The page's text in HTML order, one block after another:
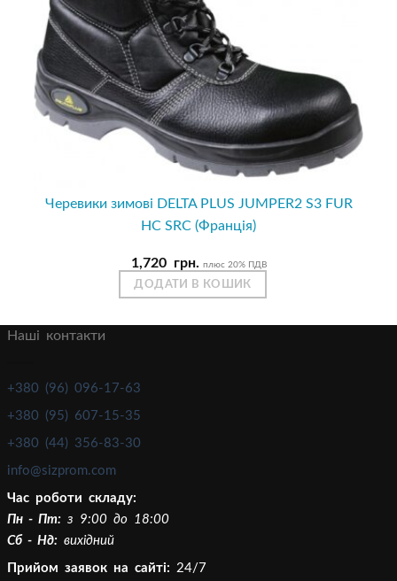
Черевики зимові DELTA PLUS JUMPER2 S3 FUR
HC SRC (Франція)
1,720 грн. плюс 20% ПДВ
ДОДАТИ В КОШИК
Наші контакти
+380 (96) 096-17-63
+380 (95) 607-15-35
+380 (44) 356-83-30
info@sizprom.com
Час роботи складу:
Пн - Пт: з 9:00 до 18:00
Сб - Нд: вихідний
Прийом заявок на сайті: 24/7